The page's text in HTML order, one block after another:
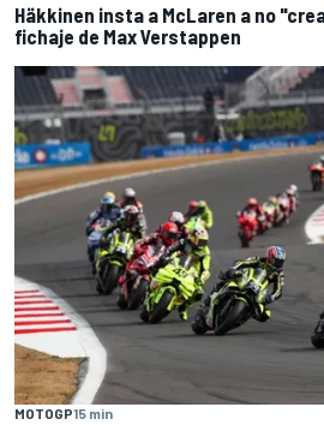
Häkkinen insta a McLaren a no
fichaje de Max Verstappen
MOTOGP15 min